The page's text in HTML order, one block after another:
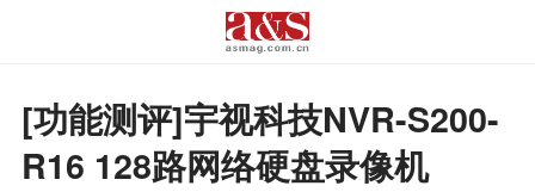
[功能测评]宇视科技NVR-S200-
R16 128路网络硬盘录像机